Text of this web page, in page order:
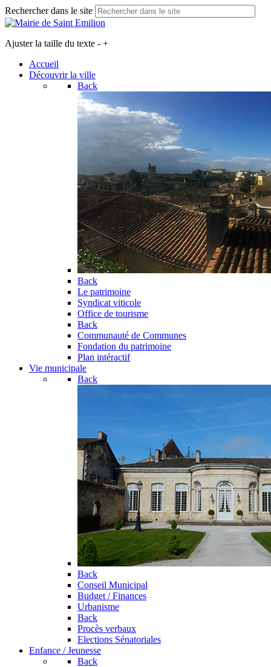
Rechercher dans le site
Ajuster la taille du texte - +
Accueil
Découvrir la ville
Back
Back
Le patrimoine
Syndicat viticole
Office de tourisme
Back
Communauté de Communes
Fondation du patrimoine
Plan intéractif
Vie municipale
Back
Back
Conseil Municipal
Budget / Finances
Urbanisme
Back
Procès verbaux
Elections Sénatoriales
Enfance / Jeunesse
Back